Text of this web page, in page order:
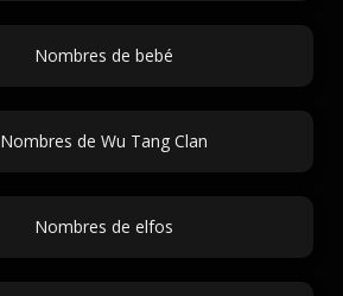
Nombres de bebé
Nombres de Wu Tang Clan
Nombres de elfos